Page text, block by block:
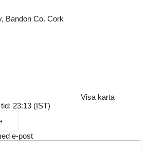
Bandon Co. Cork
Visa karta
23:13 (IST)
e-post